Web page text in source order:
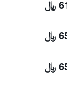
﷼
﷼
﷼